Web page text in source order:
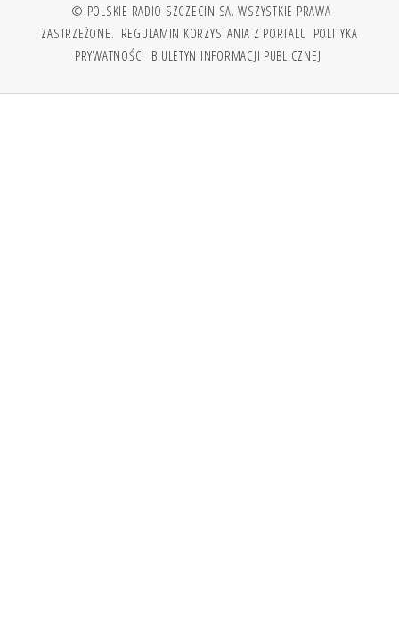
© POLSKIE RADIO SZCZECIN SA. WSZYSTKIE PRAWA
ZASTRZEŻONE. REGULAMIN KORZYSTANIA Z PORTALU POLITYKA
PRYWATNOŚCI BIULETYN INFORMACJI PUBLICZNEJ